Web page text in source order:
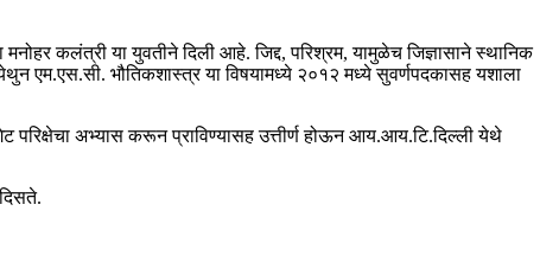
कलंत्री या युवतीने दिली आहे. जिद्द, परिश्रम, यामुळेच जिज्ञासाने स्थानिक
एम.एस.सी. भौतिकशास्त्र या विषयामध्ये २०१२ मध्ये सुवर्णपदकासह यशाला
गेट परिक्षेचा अभ्यास करून प्राविण्यासह उत्तीर्ण होऊन आय.आय.टि.दिल्ली येथे